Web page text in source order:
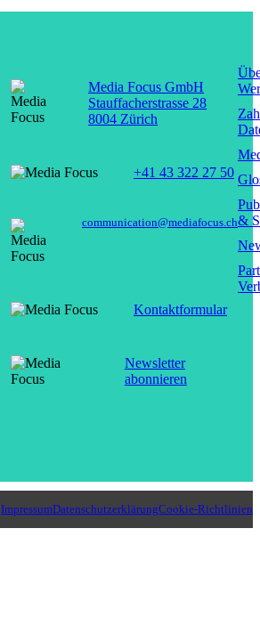
Media Focus GmbH
Stauffacherstrasse 28
8004 Zürich
+41 43 322 27 50
communication@mediafocus.ch
Kontaktformular
Newsletter
abonnieren
&
ImpressumDatenschutzerklärungCookie-Richtlinien